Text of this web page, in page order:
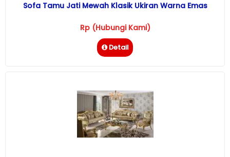
Sofa Tamu Jati Mewah Klasik Ukiran Warna Emas
Rp (Hubungi Kami)
Detail